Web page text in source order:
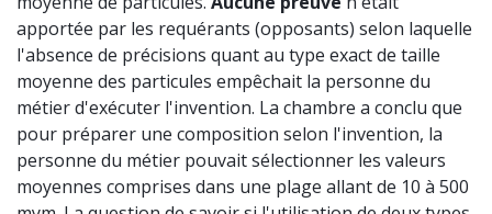
apportée par les requérants (opposants) selon laquelle
l'absence de précisions quant au type exact de taille
moyenne des particules empêchait la personne du
métier d'exécuter l'invention. La chambre a conclu que
pour préparer une composition selon l'invention, la
personne du métier pouvait sélectionner les valeurs
moyennes comprises dans une plage allant de 10 à 500